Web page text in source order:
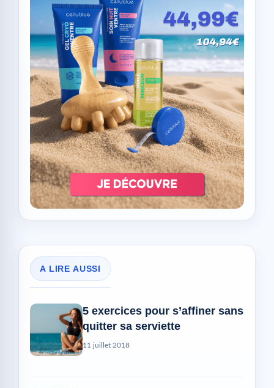
A LIRE AUSSI
5 exercices pour s’affiner sans
quitter sa serviette
11 juillet 2018